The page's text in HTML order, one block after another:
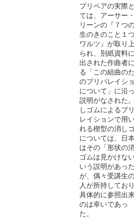
プリペアの実際
ては、アーサー
リーンの 『 ７つ
生のきのこと１
ワルツ』 が取り
られ、別紙資料
出された作曲者
る「この組曲の
のプリパレイシ
について」に沿
説明がなされた
しゴムによるプ
レイションで用
れる楔型の消し
については、日
はその「形状の
ゴムは見かけな
いう説明があった
が、偶々受講生
人が所持しており
具体的に参照出
のは幸いであっ
た。